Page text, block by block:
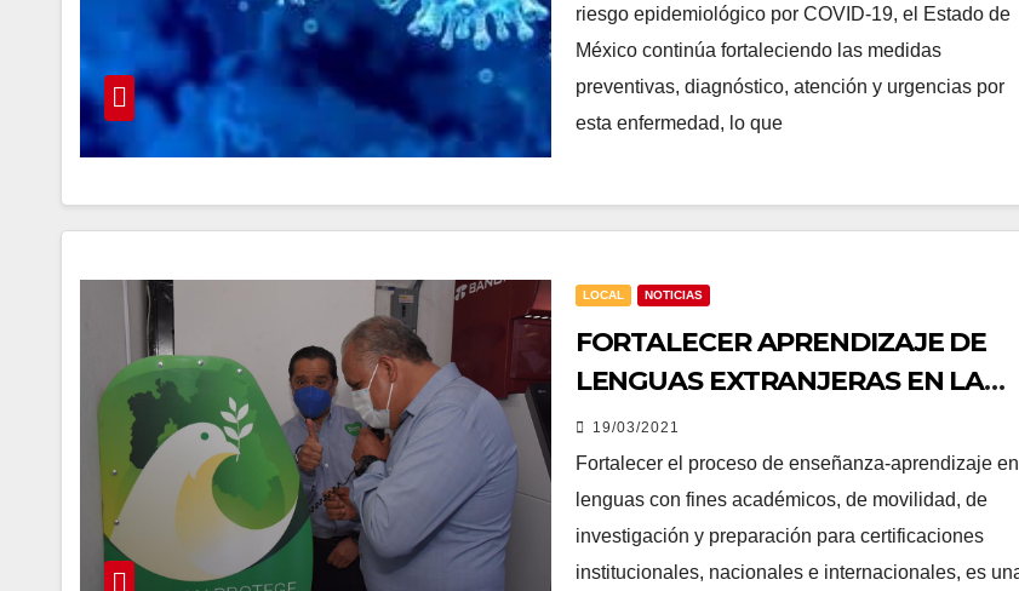
riesgo epidemiológico por COVID-19, el Estado de
México continúa fortaleciendo las medidas
preventivas, diagnóstico, atención y urgencias por
esta enfermedad, lo que
LOCAL NOTICIAS
FORTALECER APRENDIZAJE DE
LENGUAS EXTRANJERAS EN LA
UAEMÉX: CARLOS EDUARDO
BARRERA DÍAZ
19/03/2021
Fortalecer el proceso de enseñanza-aprendizaje en
lenguas con fines académicos, de movilidad, de
investigación y preparación para certificaciones
institucionales, nacionales e internacionales, es